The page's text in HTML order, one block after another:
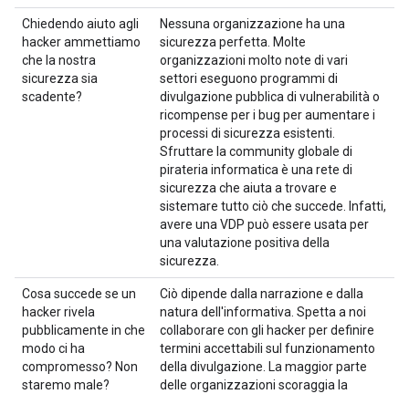
Chiedendo aiuto agli
hacker ammettiamo
che la nostra
sicurezza sia
scadente?
Nessuna organizzazione ha una
sicurezza perfetta. Molte
organizzazioni molto note di vari
settori eseguono programmi di
divulgazione pubblica di vulnerabilità o
ricompense per i bug per aumentare i
processi di sicurezza esistenti.
Sfruttare la community globale di
pirateria informatica è una rete di
sicurezza che aiuta a trovare e
sistemare tutto ciò che succede. Infatti,
avere una VDP può essere usata per
una valutazione positiva della
sicurezza.
Cosa succede se un
hacker rivela
pubblicamente in che
modo ci ha
compromesso? Non
staremo male?
Ciò dipende dalla narrazione e dalla
natura dell'informativa. Spetta a noi
collaborare con gli hacker per definire
termini accettabili sul funzionamento
della divulgazione. La maggior parte
delle organizzazioni scoraggia la